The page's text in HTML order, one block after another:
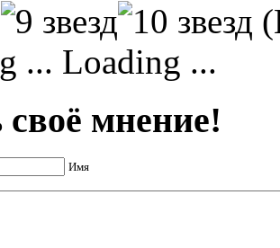
Loading ...
мнение!
Имя